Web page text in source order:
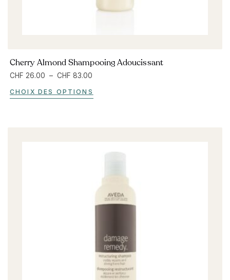
Cherry Almond Shampooing Adoucissant
CHF 26.00 – CHF 83.00
CHOIX DES OPTIONS